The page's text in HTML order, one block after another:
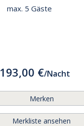
max. 5 Gäste
193,00 €/Nacht
Merken
Merkliste ansehen